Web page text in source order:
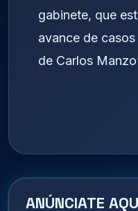
gabinete, que
avance de
de Carlos
ANÚNCIATE